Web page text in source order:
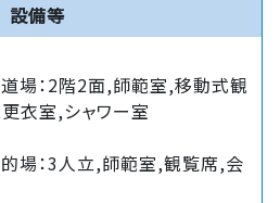
設備等
場：2階2面,師範室,移動式観
衣室,シャワー室
場：3人立,師範室,観覧席,会